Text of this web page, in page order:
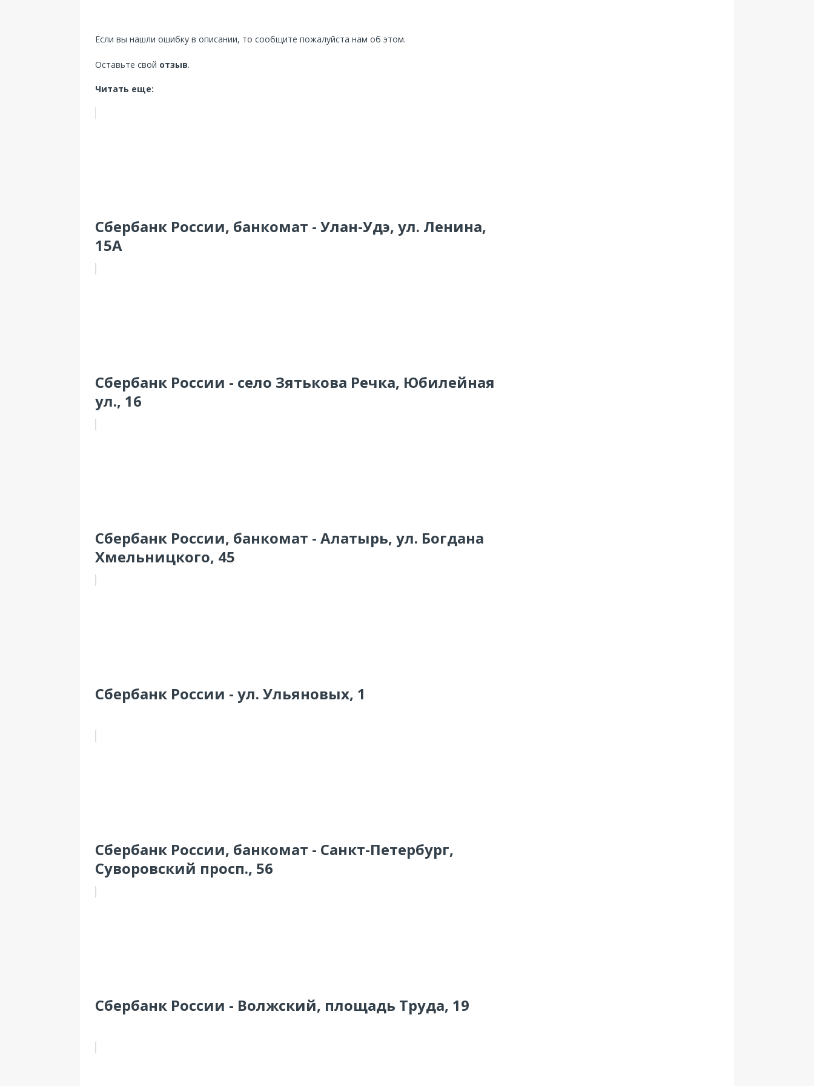
Если вы нашли ошибку в описании, то сообщите пожалуйста нам об этом.
Оставьте свой отзыв.
Читать еще:
Сбербанк России, банкомат - Улан-Удэ, ул. Ленина,
15А
Сбербанк России - село Зятькова Речка, Юбилейная
ул., 16
Сбербанк России, банкомат - Алатырь, ул. Богдана
Хмельницкого, 45
Сбербанк России - ул. Ульяновых, 1
Сбербанк России, банкомат - Санкт-Петербург,
Суворовский просп., 56
Сбербанк России - Волжский, площадь Труда, 19